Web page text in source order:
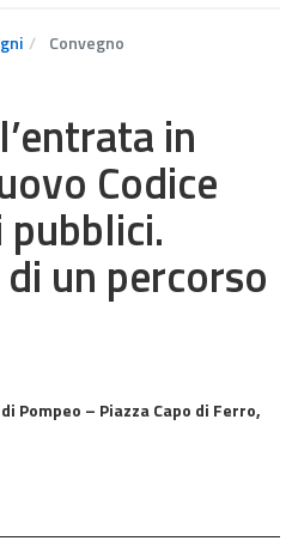
Convegno
in
Codice
un percorso
Pompeo – Piazza Capo di Ferro,